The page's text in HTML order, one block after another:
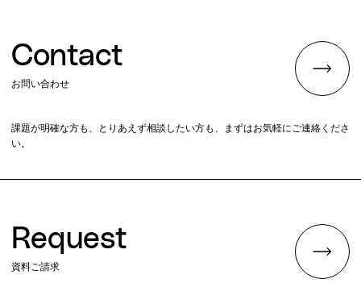
Contact
お問い合わせ
課題が明確な方も、とりあえず相談したい方も、まずはお気軽にご連絡くださ
い。
Request
資料ご請求